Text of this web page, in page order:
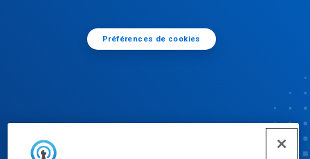
Préférences de cookies